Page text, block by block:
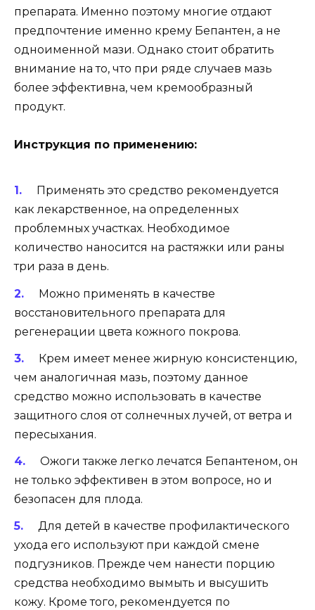
препарата. Именно поэтому многие отдают
предпочтение именно крему Бепантен, а не
одноименной мази. Однако стоит обратить
внимание на то, что при ряде случаев мазь
более эффективна, чем кремообразный
продукт.
Инструкция по применению:
Применять это средство рекомендуется
как лекарственное, на определенных
проблемных участках. Необходимое
количество наносится на растяжки или раны
три раза в день.
Можно применять в качестве
восстановительного препарата для
регенерации цвета кожного покрова.
Крем имеет менее жирную консистенцию,
чем аналогичная мазь, поэтому данное
средство можно использовать в качестве
защитного слоя от солнечных лучей, от ветра и
пересыхания.
Ожоги также легко лечатся Бепантеном, он
не только эффективен в этом вопросе, но и
безопасен для плода.
Для детей в качестве профилактического
ухода его используют при каждой смене
подгузников. Прежде чем нанести порцию
средства необходимо вымыть и высушить
кожу. Кроме того, рекомендуется по